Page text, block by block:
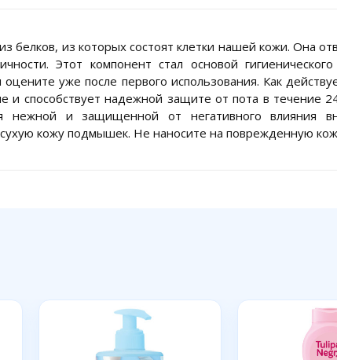
белков, из которых состоят клетки нашей кожи. Она
Этот компонент стал основой
уже после первого использования. Как
и способствует надежной защите от пота в течение
нежной и защищенной от негативного влияния
кожу подмышек. Не наносите на поврежденную